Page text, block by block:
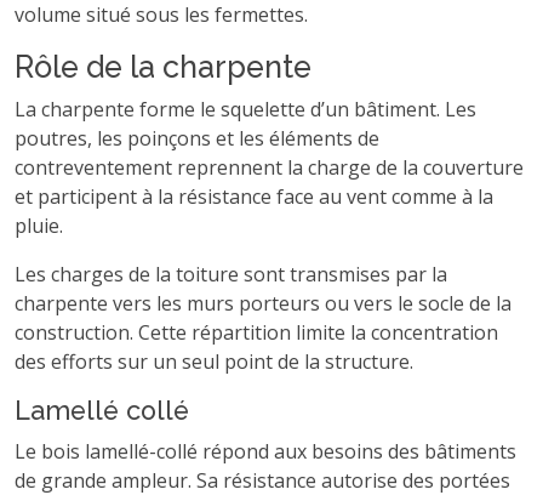
volume situé sous les fermettes.
Rôle de la charpente
La charpente forme le squelette d’un bâtiment. Les
poutres, les poinçons et les éléments de
contreventement reprennent la charge de la couverture
et participent à la résistance face au vent comme à la
pluie.
Les charges de la toiture sont transmises par la
charpente vers les murs porteurs ou vers le socle de la
construction. Cette répartition limite la concentration
des efforts sur un seul point de la structure.
Lamellé collé
Le bois lamellé-collé répond aux besoins des bâtiments
de grande ampleur. Sa résistance autorise des portées